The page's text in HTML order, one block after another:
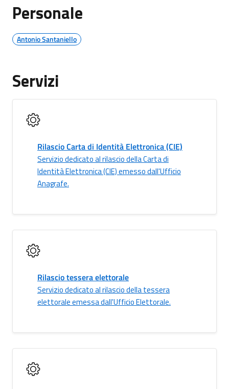
Personale
Antonio Santaniello
Servizi
Rilascio Carta di Identità Elettronica (CIE)
Servizio dedicato al rilascio della Carta di
Identità Elettronica (CIE) emesso dall'Ufficio
Anagrafe.
Rilascio tessera elettorale
Servizio dedicato al rilascio della tessera
elettorale emessa dall'Ufficio Elettorale.